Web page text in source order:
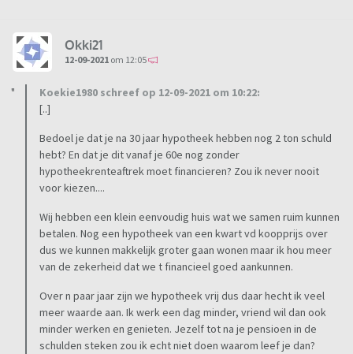
Okki21
12-09-2021 om 12:05
Koekie1980 schreef op 12-09-2021 om 10:22:
[..]
Bedoel je dat je na 30 jaar hypotheek hebben nog 2 ton schuld
hebt? En dat je dit vanaf je 60e nog zonder
hypotheekrenteaftrek moet financieren? Zou ik never nooit
voor kiezen....
Wij hebben een klein eenvoudig huis wat we samen ruim kunnen
betalen. Nog een hypotheek van een kwart vd koopprijs over
dus we kunnen makkelijk groter gaan wonen maar ik hou meer
van de zekerheid dat we t financieel goed aankunnen.
Over n paar jaar zijn we hypotheek vrij dus daar hecht ik veel
meer waarde aan. Ik werk een dag minder, vriend wil dan ook
minder werken en genieten. Jezelf tot na je pensioen in de
schulden steken zou ik echt niet doen waarom leef je dan?